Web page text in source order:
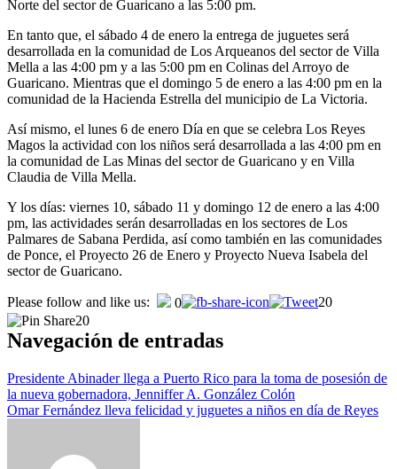
Norte del sector de Guaricano a las 5:00 pm.
En tanto que, el sábado 4 de enero la entrega de juguetes será
desarrollada en la comunidad de Los Arqueanos del sector de Villa
Mella a las 4:00 pm y a las 5:00 pm en Colinas del Arroyo de
Guaricano. Mientras que el domingo 5 de enero a las 4:00 pm en la
comunidad de la Hacienda Estrella del municipio de La Victoria.
Así mismo, el lunes 6 de enero Día en que se celebra Los Reyes
Magos la actividad con los niños será desarrollada a las 4:00 pm en
la comunidad de Las Minas del sector de Guaricano y en Villa
Claudia de Villa Mella.
Y los días: viernes 10, sábado 11 y domingo 12 de enero a las 4:00
pm, las actividades serán desarrolladas en los sectores de Los
Palmares de Sabana Perdida, así como también en las comunidades
de Ponce, el Proyecto 26 de Enero y Proyecto Nueva Isabela del
sector de Guaricano.
Please follow and like us: 0
20
20
Navegación de entradas
Presidente Abinader llega a Puerto Rico para la toma de posesión de
la nueva gobernadora, Jenniffer A. González Colón
Omar Fernández lleva felicidad y juguetes a niños en día de Reyes